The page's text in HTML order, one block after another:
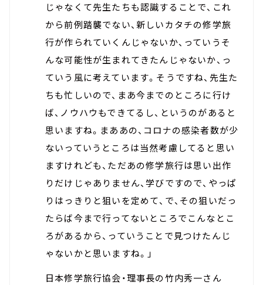
じゃなくて先生たちも認識することで、これ
から前例踏襲でない、新しいカタチの修学旅
行が作られていくんじゃないか、っていうそ
んな可能性が生まれてきたんじゃないか、っ
ていう風に考えています。そうですね、先生た
ちも忙しいので、まあ今までのところに行け
ば、ノウハウもできてるし、というのがあると
思いますね。まああの、コロナの感染者数が少
ないっていうところは当然考慮してると思い
ますけれども、ただあの修学旅行は思い出作
りだけじゃありません、学びですので、やっぱ
りはっきりと狙いを定めて、で、その狙いだっ
たらば今まで行ってないところでこんなとこ
ろがあるから、っていうことで見つけたんじ
ゃないかと思いますね。」
日本修学旅行協会・理事長の竹内秀一さん